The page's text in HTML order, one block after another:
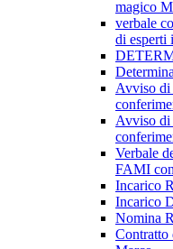
magico
verbale
di esperti
Avviso di
Avviso di
Verbale
FAMI
Incarico
Incarico
Nomina
Contratto